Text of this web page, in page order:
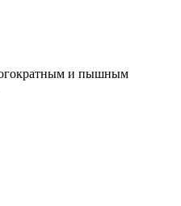
и пышным